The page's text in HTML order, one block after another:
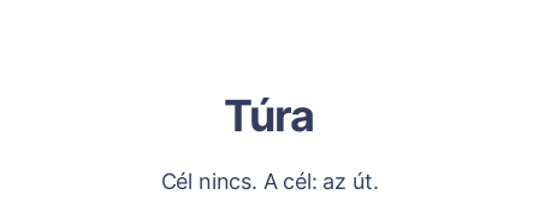
Túra
Cél nincs. A cél: az út.